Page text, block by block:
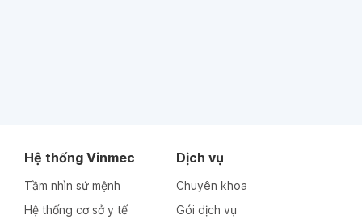
Hệ thống Vinmec
Tầm nhìn sứ mệnh
Hệ thống cơ sở y tế
Dịch vụ
Chuyên khoa
Gói dịch vụ